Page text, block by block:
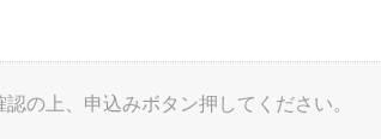
認の上、申込みボタン押してください。